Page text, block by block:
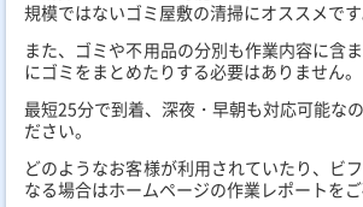
規模ではないゴミ屋敷の清掃にオススメです
また、ゴミや不用品の分別も作業内容に含
にゴミをまとめたりする必要はありません。
最短25分で到着、深夜・早朝も対応可能な
ださい。
どのようなお客様が利用されていたり、ビ
なる場合はホームページの作業レポートをご